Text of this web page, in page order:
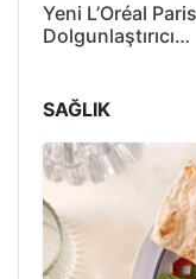
Yeni L’Oréal
Dolgunlaştırıcı…
SAĞLIK